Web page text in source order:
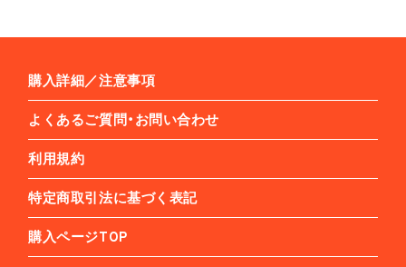
購入詳細／注意事項
よくあるご質問・お問い合わせ
利用規約
特定商取引法に基づく表記
購入ページTOP